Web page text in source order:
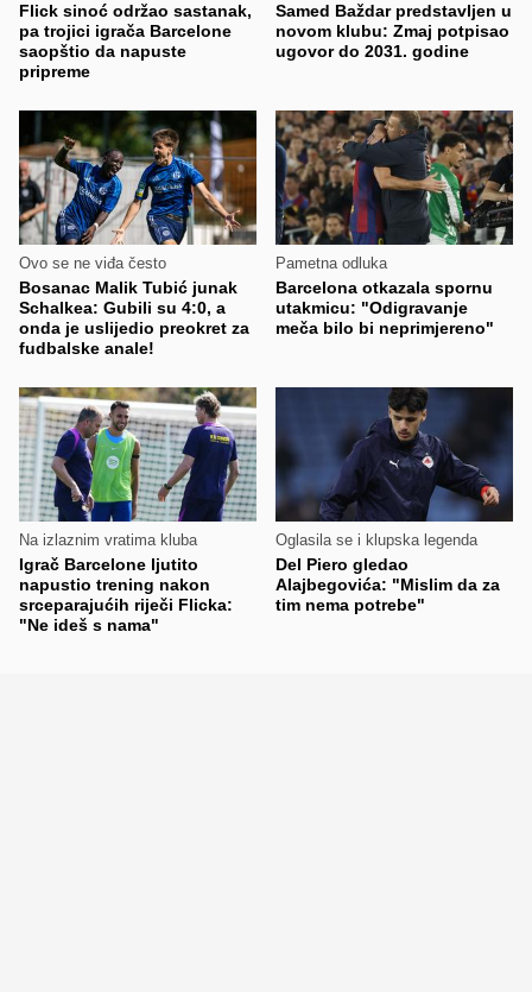
Flick sinoć održao sastanak,
pa trojici igrača Barcelone
saopštio da napuste
pripreme
Samed Baždar predstavljen u
novom klubu: Zmaj potpisao
ugovor do 2031. godine
Ovo se ne viđa često
Bosanac Malik Tubić junak
Schalkea: Gubili su 4:0, a
onda je uslijedio preokret za
fudbalske anale!
Pametna odluka
Barcelona otkazala spornu
utakmicu: "Odigravanje
meča bilo bi neprimjereno"
Na izlaznim vratima kluba
Igrač Barcelone ljutito
napustio trening nakon
srceparajućih riječi Flicka:
"Ne ideš s nama"
Oglasila se i klupska legenda
Del Piero gledao
Alajbegovića: "Mislim da za
tim nema potrebe"